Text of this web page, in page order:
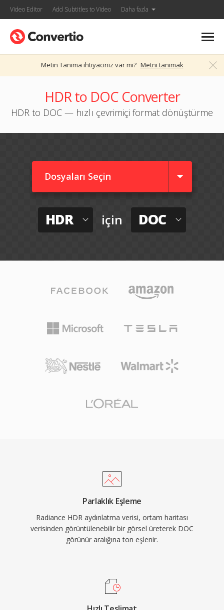
Video Editor Add Subtitles to Video Daha fazla
Metin Tanıma ihtiyacınız var mı? Metni tanımak
HDR to DOC Converter
HDR to DOC — hızlı çevrimiçi format dönüştürme
Dosyaları Seçin
HDR için DOC
Parlaklık Eşleme
Radiance HDR aydınlatma verisi, ortam haritası
verisinden görüntülenebilir bir görsel üreterek DOC
görünür aralığına ton eşlenir.